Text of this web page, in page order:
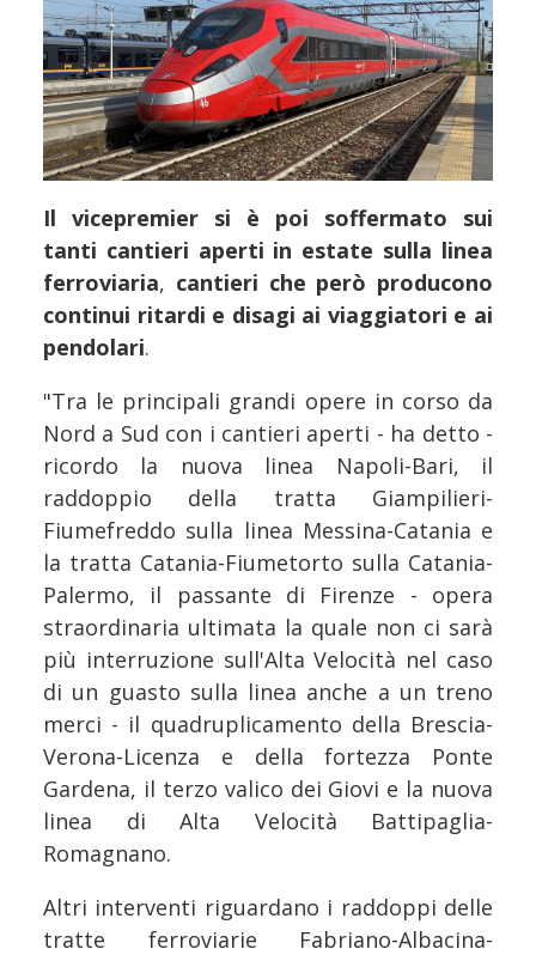
Il vicepremier si è poi soffermato sui
tanti cantieri aperti in estate sulla linea
ferroviaria, cantieri che però producono
continui ritardi e disagi ai viaggiatori e ai
pendolari.
"Tra le principali grandi opere in corso da
Nord a Sud con i cantieri aperti - ha detto -
ricordo la nuova linea Napoli-Bari, il
raddoppio della tratta Giampilieri-
Fiumefreddo sulla linea Messina-Catania e
la tratta Catania-Fiumetorto sulla Catania-
Palermo, il passante di Firenze - opera
straordinaria ultimata la quale non ci sarà
più interruzione sull'Alta Velocità nel caso
di un guasto sulla linea anche a un treno
merci - il quadruplicamento della Brescia-
Verona-Licenza e della fortezza Ponte
Gardena, il terzo valico dei Giovi e la nuova
linea di Alta Velocità Battipaglia-
Romagnano.
Altri interventi riguardano i raddoppi delle
tratte ferroviarie Fabriano-Albacina-